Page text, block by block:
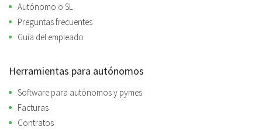
Autónomo o SL
Preguntas frecuentes
Guía del empleado
Herramientas para autónomos
Software para autónomos y pymes
Facturas
Contratos